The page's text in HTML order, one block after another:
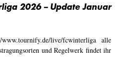
2026 – Update Januar
live/fcwinterliga alle
und Regelwerk findet ihr